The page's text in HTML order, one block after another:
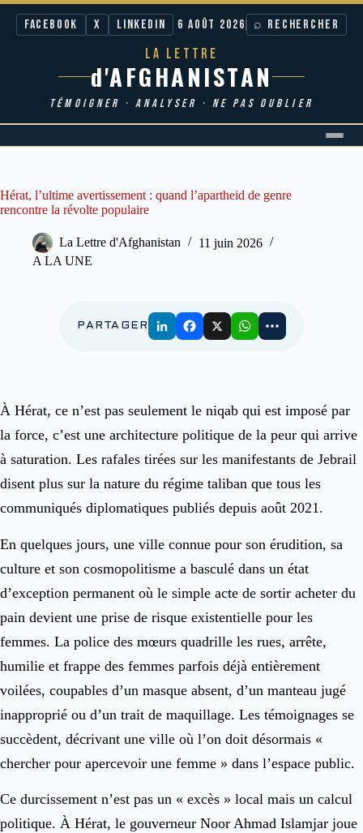
Facebook X LinkedIn 6 AOÛT 2026 ⌕ RECHERCHER
LA LETTRE
d'AFGHANISTAN
TÉMOIGNER · ANALYSER · NE PAS OUBLIER
Hérat, l’ultime avertissement : quand l’apartheid de genre
rencontre la révolte populaire
La Lettre d'Afghanistan
11 juin 2026
A LA UNE
PARTAGER
À Hérat, ce n’est pas seulement le niqab qui est imposé par
la force, c’est une architecture politique de la peur qui arrive
à saturation. Les rafales tirées sur les manifestants de Jebrail
disent plus sur la nature du régime taliban que tous les
communiqués diplomatiques publiés depuis août 2021.
En quelques jours, une ville connue pour son érudition, sa
culture et son cosmopolitisme a basculé dans un état
d’exception permanent où le simple acte de sortir acheter du
pain devient une prise de risque existentielle pour les
femmes. La police des mœurs quadrille les rues, arrête,
humilie et frappe des femmes parfois déjà entièrement
voilées, coupables d’un masque absent, d’un manteau jugé
inapproprié ou d’un trait de maquillage. Les témoignages se
succèdent, décrivant une ville où l’on doit désormais «
chercher pour apercevoir une femme » dans l’espace public.
Ce durcissement n’est pas un « excès » local mais un calcul
politique. À Hérat, le gouverneur Noor Ahmad Islamjar joue